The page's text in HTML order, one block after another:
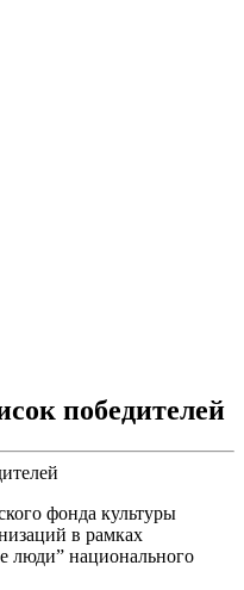
победителей
фонда культуры
в рамках
люди” национального